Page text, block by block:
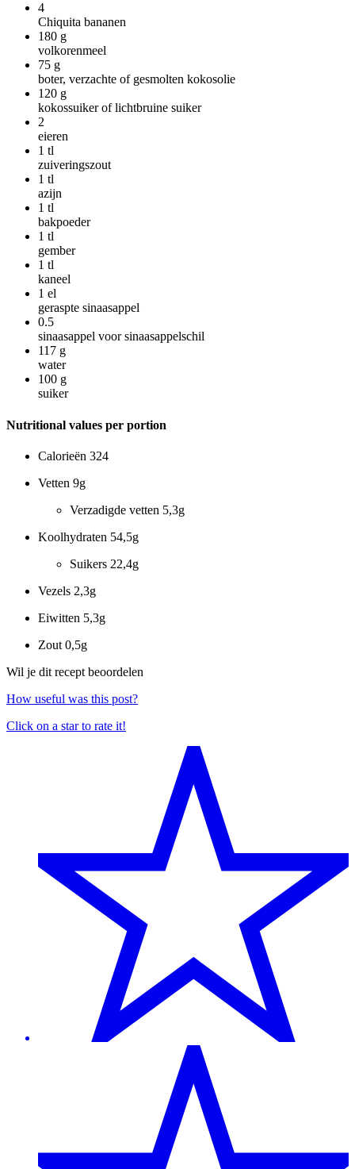
4
Chiquita bananen
180 g
volkorenmeel
75 g
boter, verzachte of gesmolten kokosolie
120 g
kokossuiker of lichtbruine suiker
2
eieren
1 tl
zuiveringszout
1 tl
azijn
1 tl
bakpoeder
1 tl
gember
1 tl
kaneel
1 el
geraspte sinaasappel
0.5
sinaasappel voor sinaasappelschil
117 g
water
100 g
suiker
Nutritional values per portion
Calorieën 324
Vetten 9g
Verzadigde vetten 5,3g
Koolhydraten 54,5g
Suikers 22,4g
Vezels 2,3g
Eiwitten 5,3g
Zout 0,5g
Wil je dit recept beoordelen
How useful was this post?
Click on a star to rate it!